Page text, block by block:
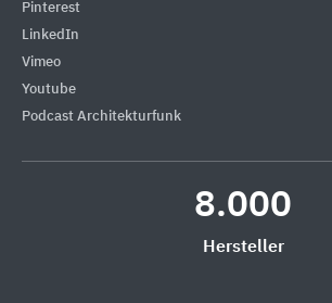
Pinterest
LinkedIn
Vimeo
Youtube
Podcast Architekturfunk
8.000
Hersteller